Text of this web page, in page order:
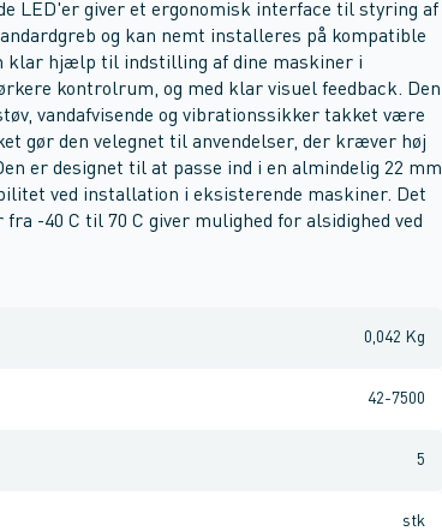
LED'er giver et ergonomisk interface til styring af
og kan nemt installeres på kompatible
klar hjælp til indstilling af dine maskiner i
kontrolrum, og med klar visuel feedback. Den
vandafvisende og vibrationssikker takket være
gør den velegnet til anvendelser, der kræver høj
er designet til at passe ind i en almindelig 22 mm
ved installation i eksisterende maskiner. Det
-40 C til 70 C giver mulighed for alsidighed ved
0,042 Kg
42-7500
5
stk